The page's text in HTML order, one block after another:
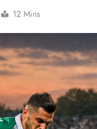
12 Mins